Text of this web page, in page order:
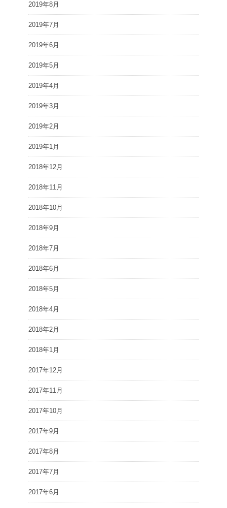
2019年8月
2019年7月
2019年6月
2019年5月
2019年4月
2019年3月
2019年2月
2019年1月
2018年12月
2018年11月
2018年10月
2018年9月
2018年7月
2018年6月
2018年5月
2018年4月
2018年2月
2018年1月
2017年12月
2017年11月
2017年10月
2017年9月
2017年8月
2017年7月
2017年6月